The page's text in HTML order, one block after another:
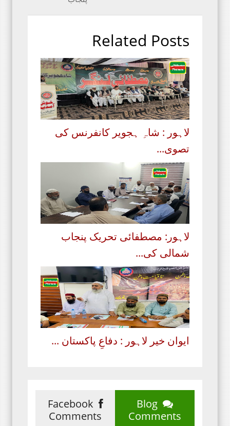
Related Posts
لاہور : شاہِ ہجویر کانفرنس کی
تصوی...
لاہور: مصطفائی تحریک پنجاب
شمالی کی...
ایوان خیر لاہور : دفاعِ پاکستان ...
Blog
Comments
Facebook
Comments